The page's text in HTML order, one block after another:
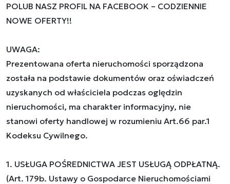
POLUB NASZ PROFIL NA FACEBOOK – CODZIENNIE
NOWE OFERTY!!
UWAGA:
Prezentowana oferta nieruchomości sporządzona
została na podstawie dokumentów oraz oświadczeń
uzyskanych od właściciela podczas oględzin
nieruchomości, ma charakter informacyjny, nie
stanowi oferty handlowej w rozumieniu Art.66 par.1
Kodeksu Cywilnego.
1. USŁUGA POŚREDNICTWA JEST USŁUGĄ ODPŁATNĄ.
(Art. 179b. Ustawy o Gospodarce Nieruchomościami